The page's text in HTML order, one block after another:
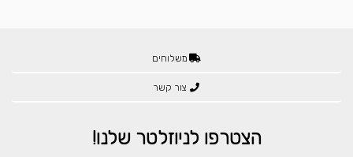
משלוחים
צור קשר
הצטרפו לניוזלטר שלנו!